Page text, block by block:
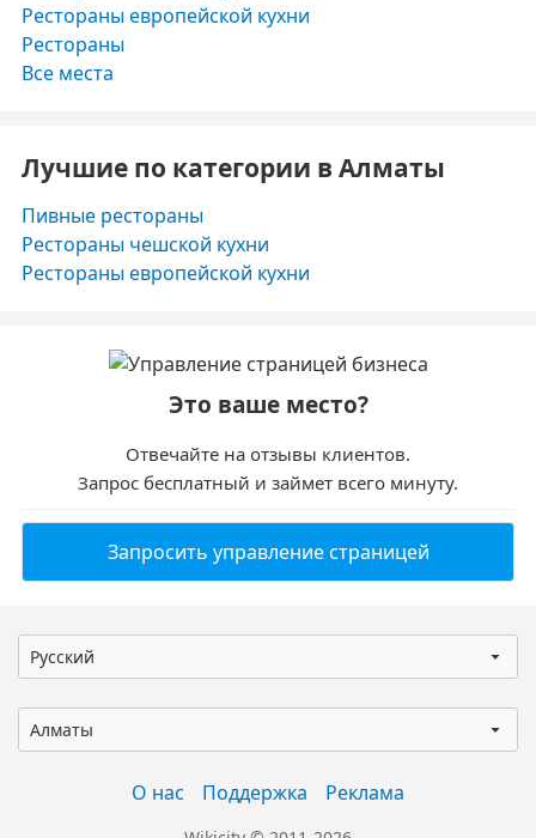
Рестораны европейской кухни
Рестораны
Все места
Лучшие по категории в Алматы
Пивные рестораны
Рестораны чешской кухни
Рестораны европейской кухни
Это ваше место?
Отвечайте на отзывы клиентов.
Запрос бесплатный и займет всего минуту.
Запросить управление страницей
Русский
Алматы
О нас Поддержка Реклама